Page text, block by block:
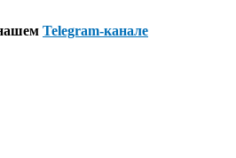
Telegram-канале